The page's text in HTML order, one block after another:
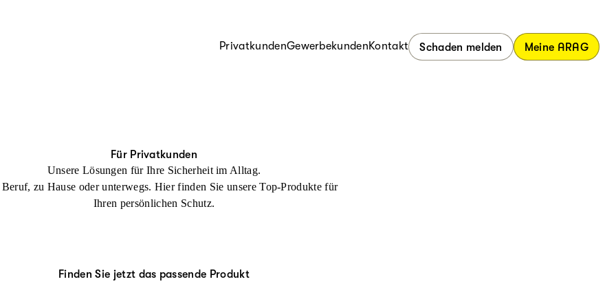
PrivatkundenGewerbekundenKontakt Schaden melden Meine ARAG
Für Privatkunden
Unsere Lösungen für Ihre Sicherheit im Alltag.
zu Hause oder unterwegs. Hier finden Sie unsere Top-Produkte für
Ihren persönlichen Schutz.
Finden Sie jetzt das passende Produkt